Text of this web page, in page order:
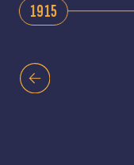
1915